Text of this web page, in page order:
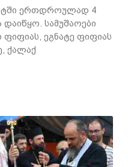
ერთდროულად 4
დაიწყო. სამუშაოები
ეგნატე ფიფიას
ქალაქ